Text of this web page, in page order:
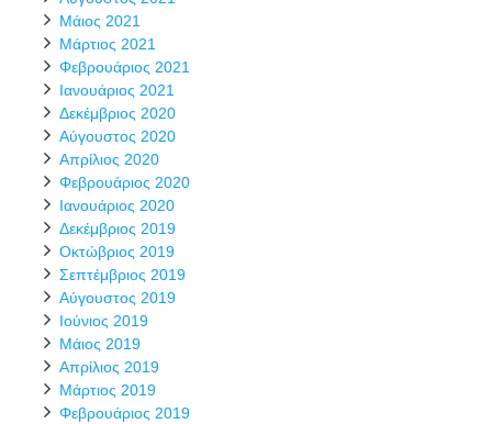
Μάιος 2021
Μάρτιος 2021
Φεβρουάριος 2021
Ιανουάριος 2021
Δεκέμβριος 2020
Αύγουστος 2020
Απρίλιος 2020
Φεβρουάριος 2020
Ιανουάριος 2020
Δεκέμβριος 2019
Οκτώβριος 2019
Σεπτέμβριος 2019
Αύγουστος 2019
Ιούνιος 2019
Μάιος 2019
Απρίλιος 2019
Μάρτιος 2019
Φεβρουάριος 2019